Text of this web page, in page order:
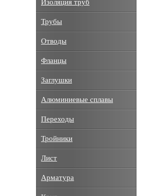
Изоляция труб
Трубы
Отводы
Фланцы
Заглушки
Алюминиевые сплавы
Переходы
Тройники
Лист
Арматура